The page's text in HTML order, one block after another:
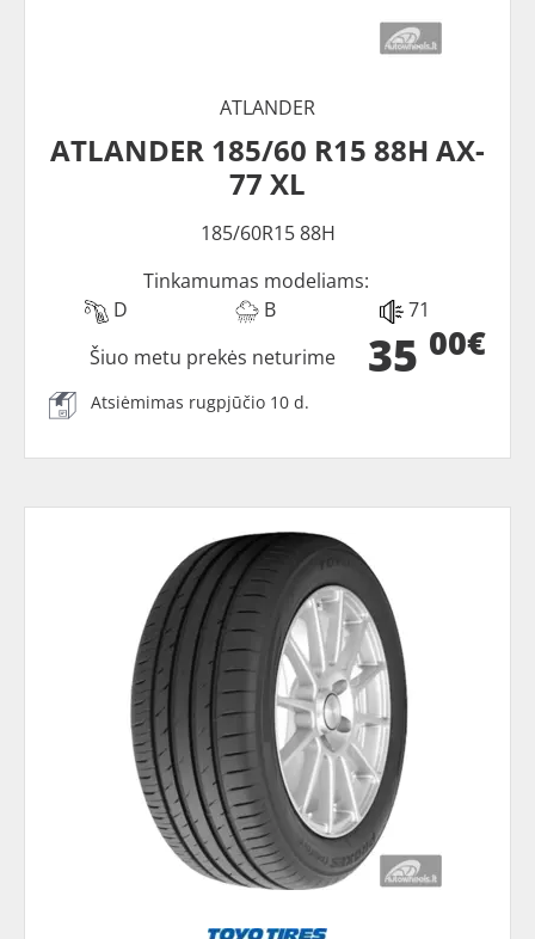
ATLANDER
ATLANDER 185/60 R15 88H AX-
77 XL
185/60R15 88H
Tinkamumas modeliams:
D
B 71
35 00€
Šiuo metu prekės neturime
Atsiėmimas rugpjūčio 10 d.